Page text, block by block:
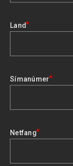
Land*
Símanúmer*
Netfang*